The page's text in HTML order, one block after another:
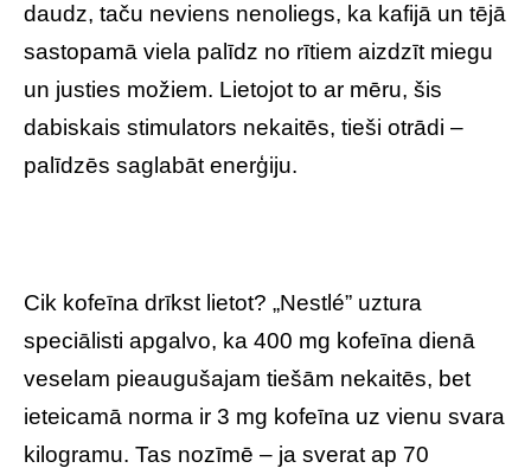
daudz, taču neviens nenoliegs, ka kafijā un tējā
sastopamā viela palīdz no rītiem aizdzīt miegu
un justies možiem. Lietojot to ar mēru, šis
dabiskais stimulators nekaitēs, tieši otrādi –
palīdzēs saglabāt enerģiju.
Cik kofeīna drīkst lietot? „Nestlé” uztura
speciālisti apgalvo, ka 400 mg kofeīna dienā
veselam pieaugušajam tiešām nekaitēs, bet
ieteicamā norma ir 3 mg kofeīna uz vienu svara
kilogramu. Tas nozīmē – ja sverat ap 70